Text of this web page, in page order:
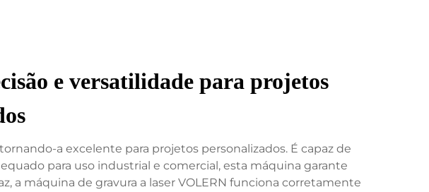
e versatilidade para projetos
a excelente para projetos personalizados. É capaz de
para uso industrial e comercial, esta máquina garante
a máquina de gravura a laser VOLERN funciona corretamente